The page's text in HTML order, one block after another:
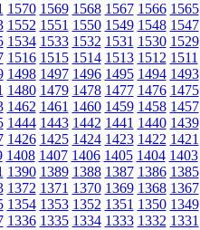
1570 1569 1568 1567 1566 1565
1552 1551 1550 1549 1548 1547
1534 1533 1532 1531 1530 1529
1516 1515 1514 1513 1512 1511
1498 1497 1496 1495 1494 1493
1480 1479 1478 1477 1476 1475
1462 1461 1460 1459 1458 1457
1444 1443 1442 1441 1440 1439
1426 1425 1424 1423 1422 1421
1408 1407 1406 1405 1404 1403
1390 1389 1388 1387 1386 1385
1372 1371 1370 1369 1368 1367
1354 1353 1352 1351 1350 1349
1336 1335 1334 1333 1332 1331